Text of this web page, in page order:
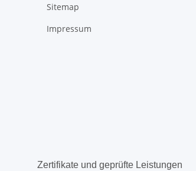
Sitemap
Impressum
Zertifikate und geprüfte Leistungen